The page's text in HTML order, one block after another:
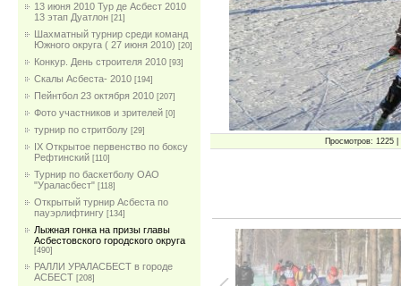
13 июня 2010 Тур де Асбест 2010
13 этап Дуатлон [21]
Шахматный турнир среди команд
Южного округа ( 27 июня 2010) [20]
Конкур. День строителя 2010 [93]
Скалы Асбеста- 2010 [194]
Пейнтбол 23 октября 2010 [207]
Фото участников и зрителей [0]
турнир по стритболу [29]
IX Открытое первенство по боксу
Рефтинский [110]
Турнир по баскетболу ОАО
"Ураласбест" [118]
Открытый турнир Асбеста по
пауэрлифтингу [134]
Лыжная гонка на призы главы
Асбестовского городского округа
[490]
РАЛЛИ УРАЛАСБЕСТ в городе
АСБЕСТ [208]
Просмотров: 1225